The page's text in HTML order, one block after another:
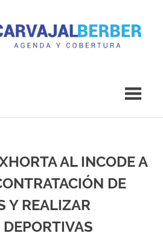
AL INCODE A
DE
Y REALIZAR